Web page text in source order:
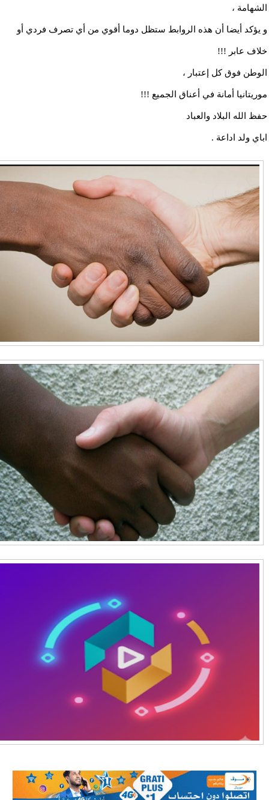
الشهامة ،
و يؤكد أيضا أن هذه الروابط ستظل دوما أقوي من أي تصرف فردي أو
خلاف عابر !!!
الوطن فوق كل إعتبار ،
موريتانيا أمانة في أعناق الجميع !!!
حفظ الله البلاد والعباد
اباي ولد اداعة .